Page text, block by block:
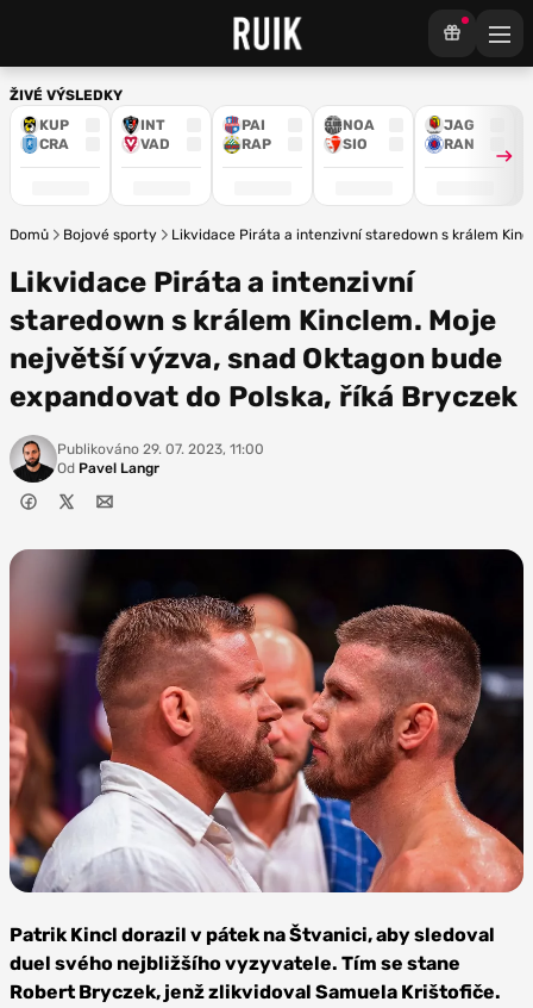
ŽIVÉ VÝSLEDKY
KUP
CRA
INT
VAD
PAI
RAP
NOA
SIO
JAG
RAN
Domů Bojové sporty Likvidace Piráta a intenzivní staredown s králem
Likvidace Piráta a intenzivní
staredown s králem Kinclem. Moje
největší výzva, snad Oktagon bude
expandovat do Polska, říká Bryczek
Publikováno 29. 07. 2023, 11:00
Od Pavel Langr
Oktagon
MMA
Patrik Kincl dorazil v pátek na Štvanici, aby sledoval
duel svého nejbližšího vyzyvatele. Tím se stane
Robert Bryczek, jenž zlikvidoval Samuela Krištofiče.